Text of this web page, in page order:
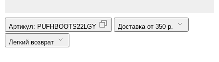
Артикул: PUFHBOOTS22LGY Доставка от 350 р.
Легкий возврат